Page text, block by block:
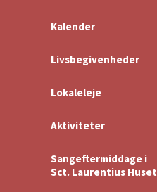
Kalender
Livsbegivenheder
Lokaleleje
Aktiviteter
Sangeftermiddage i
Sct. Laurentius Huset